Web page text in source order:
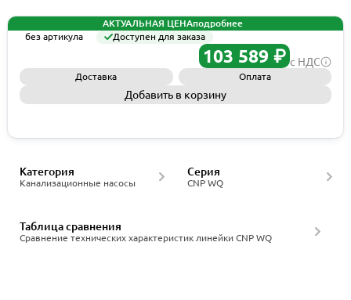
АКТУАЛЬНАЯ ЦЕНАподробнее
без артикула
Доступен для заказа
103 589 ₽ с НДС
Доставка Оплата
Добавить в корзину
Канализационные насосы
Категория
CNP WQ
Серия
Сравнение технических характеристик линейки CNP WQ
Таблица сравнения